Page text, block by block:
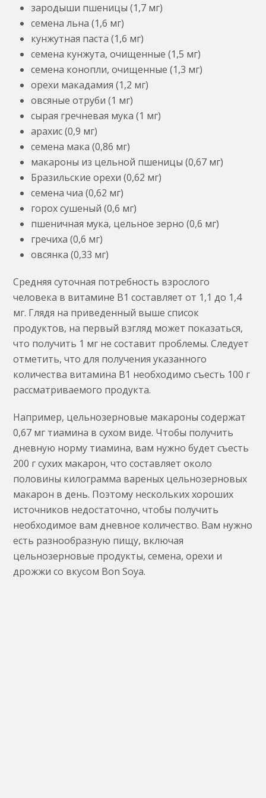
зародыши пшеницы (1,7 мг)
семена льна (1,6 мг)
кунжутная паста (1,6 мг)
семена кунжута, очищенные (1,5 мг)
семена конопли, очищенные (1,3 мг)
орехи макадамия (1,2 мг)
овсяные отруби (1 мг)
сырая гречневая мука (1 мг)
арахис (0,9 мг)
семена мака (0,86 мг)
макароны из цельной пшеницы (0,67 мг)
Бразильские орехи (0,62 мг)
семена чиа (0,62 мг)
горох сушеный (0,6 мг)
пшеничная мука, цельное зерно (0,6 мг)
гречиха (0,6 мг)
овсянка (0,33 мг)
Средняя суточная потребность взрослого
человека в витамине B1 составляет от 1,1 до 1,4
мг. Глядя на приведенный выше список
продуктов, на первый взгляд может показаться,
что получить 1 мг не составит проблемы. Следует
отметить, что для получения указанного
количества витамина B1 необходимо съесть 100 г
рассматриваемого продукта.
Например, цельнозерновые макароны содержат
0,67 мг тиамина в сухом виде. Чтобы получить
дневную норму тиамина, вам нужно будет съесть
200 г сухих макарон, что составляет около
половины килограмма вареных цельнозерновых
макарон в день. Поэтому нескольких хороших
источников недостаточно, чтобы получить
необходимое вам дневное количество. Вам нужно
есть разнообразную пищу, включая
цельнозерновые продукты, семена, орехи и
дрожжи со вкусом Bon Soya.